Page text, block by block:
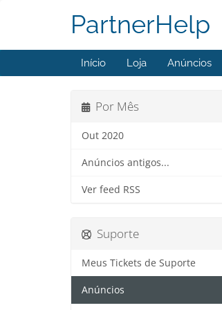
PartnerHelp
Início Loja Anúncios
Por Mês
Out 2020
Anúncios antigos...
Ver feed RSS
Suporte
Meus Tickets de Suporte
Anúncios